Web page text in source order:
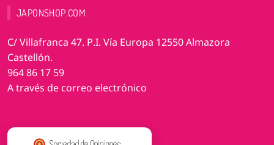
JAPONSHOP.COM
C/ Villafranca 47. P.I. Vía Europa 12550 Almazora
Castellón.
964 86 17 59
A través de correo electrónico